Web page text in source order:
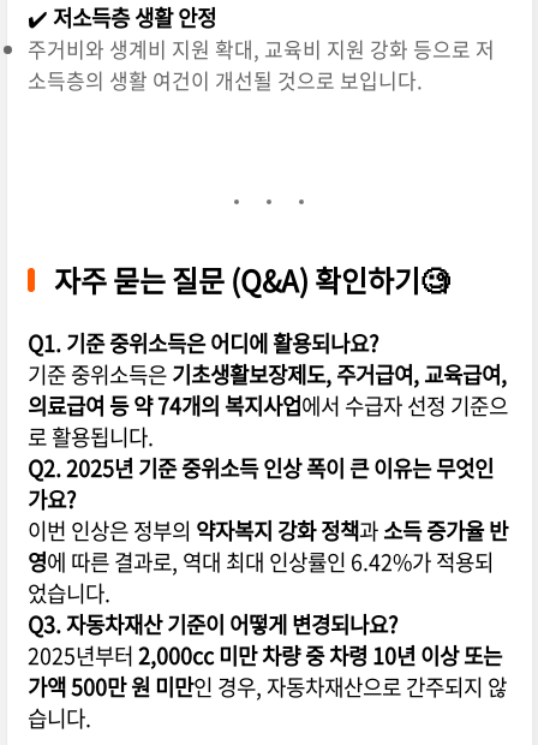
✔️저소득층 생활 안정
주거비와 생계비 지원 확대, 교육비 지원 강화 등으로 저
소득층의 생활 여건이 개선될 것으로 보입니다.
자주 묻는 질문 (Q&A) 확인하기🧐
Q1. 기준 중위소득은 어디에 활용되나요?
기준 중위소득은기초생활보장제도, 주거급여, 교육급여,
의료급여 등 약 74개의 복지사업에서 수급자 선정 기준으
로 활용됩니다.
Q2. 2025년 기준 중위소득 인상 폭이 큰 이유는 무엇인
가요?
이번 인상은 정부의 약자복지 강화 정책과소득 증가율 반
영에 따른 결과로, 역대 최대 인상률인 6.42%가 적용되
었습니다.
Q3. 자동차재산 기준이 어떻게 변경되나요?
2025년부터2,000cc 미만 차량 중 차령 10년 이상 또는
가액 500만 원 미만인 경우, 자동차재산으로 간주되지 않
습니다.